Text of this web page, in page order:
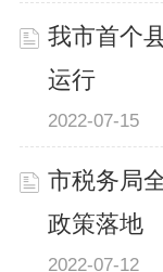
我市首个
运行
2022-07-15
市税务局
政策落地
2022-07-12